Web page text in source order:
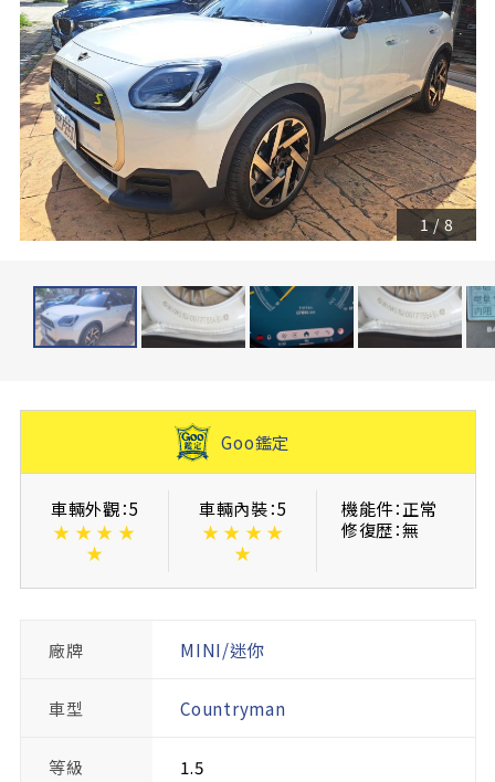
1/ 8
Goo鑑定
車輛外觀：5
★ ★ ★ ★
★
車輛內裝：5
★ ★ ★ ★
★
機能件：正常
修復歴：無
廠牌 MINI/迷你
車型 Countryman
等級 1.5